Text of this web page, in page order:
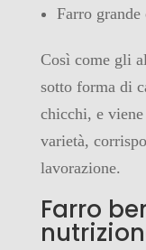
Farro grande
Così come gli
sotto forma di
chicchi, e
varietà,
lavorazione.
Farro